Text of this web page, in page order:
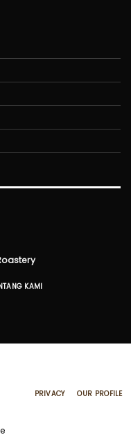
KAMI
PRIVACY OUR PROFILE